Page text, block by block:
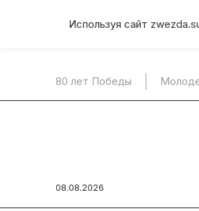
Используя сайт
80 лет Победы
08.08.2026